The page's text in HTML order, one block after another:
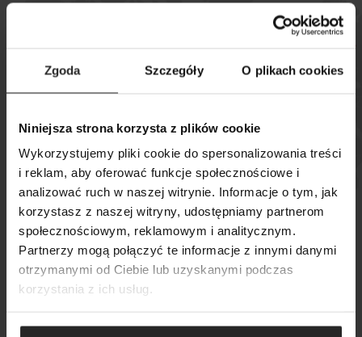
Zgoda Szczegóły O plikach cookies
Niniejsza strona korzysta z plików cookie
Wykorzystujemy pliki cookie do spersonalizowania treści
i reklam, aby oferować funkcje społecznościowe i
analizować ruch w naszej witrynie. Informacje o tym, jak
korzystasz z naszej witryny, udostępniamy partnerom
społecznościowym, reklamowym i analitycznym.
Partnerzy mogą połączyć te informacje z innymi danymi
otrzymanymi od Ciebie lub uzyskanymi podczas
korzystania z ich usług.
naše výrobky
MAPA PRODEJEN
VYHLEDÁVÁNÍ